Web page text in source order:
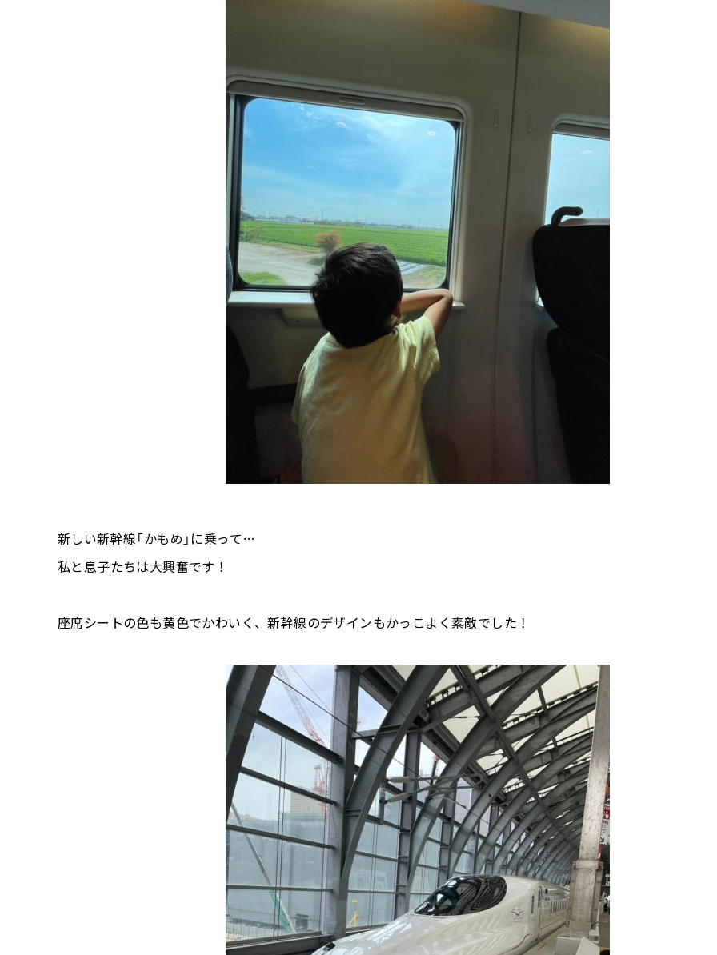
新しい新幹線「かもめ」に乗って…
私と息子たちは大興奮です！
座席シートの色も黄色でかわいく、新幹線のデザインもかっこよく素敵でした！